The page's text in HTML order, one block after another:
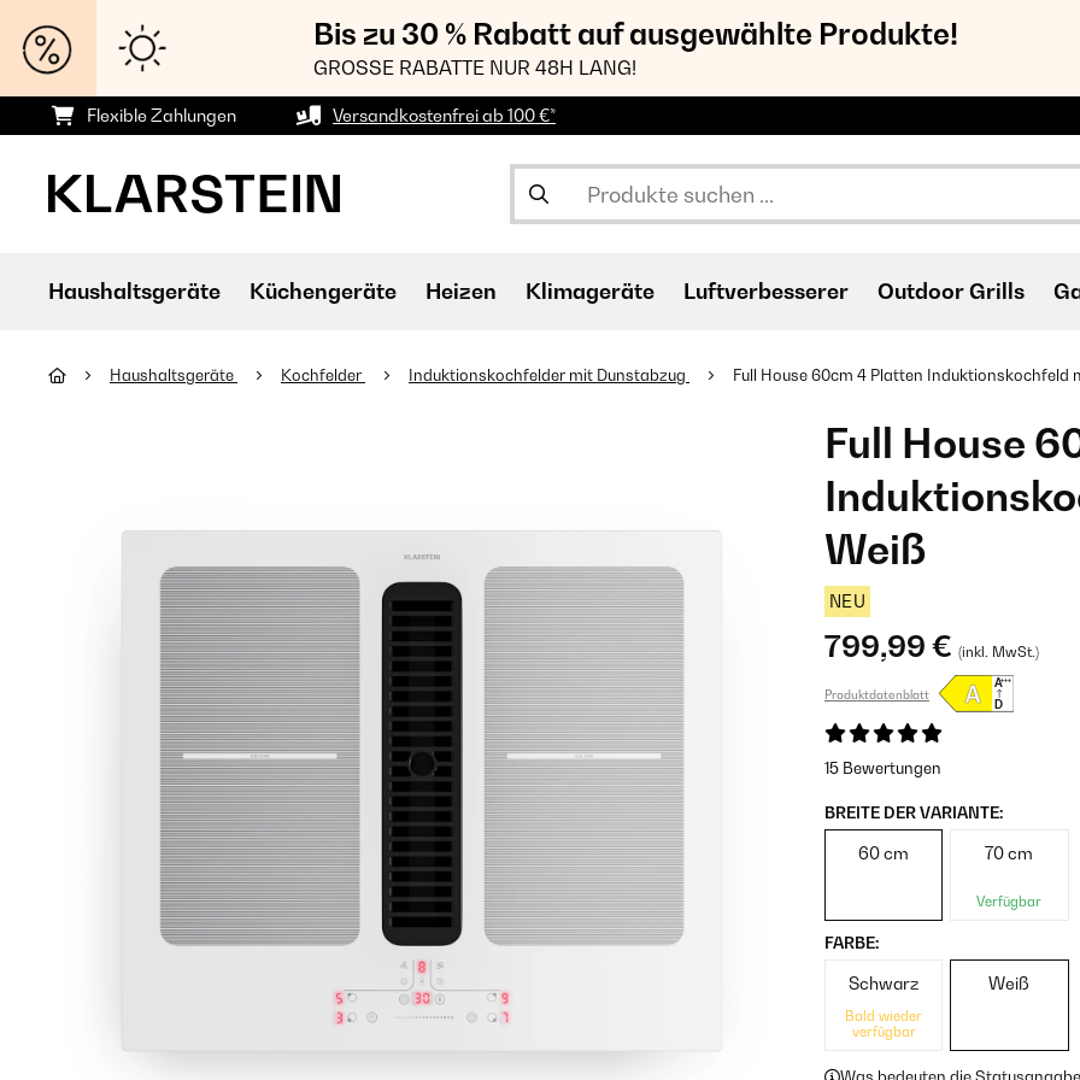
Bis zu 30 % Rabatt auf ausgewählte Produkte!
GROSSE RABATTE NUR 48H LANG!
Flexible Zahlungen Versandkostenfrei ab 100 €*
Haushaltsgeräte Küchengeräte Heizen Klimageräte Luftverbesserer Outdoor Grills
Haushaltsgeräte Kochfelder Induktionskochfelder mit Dunstabzug Full House 60cm 4 Platten Induktionskochfeld
Full House
Weiß
NEU
799,99 € (inkl. MwSt.)
Produktdatenblatt
15 Bewertungen
BREITE DER VARIANTE:
60 cm 70 cm
Verfügbar
FARBE:
Schwarz
Bald wieder
verfügbar
Weiß